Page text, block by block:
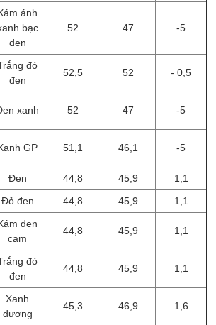
ánh
bạc
đen
52 47 -5
đỏ
đen
52,5 52 - 0,5
xanh 52 47 -5
GP 51,1 46,1 -5
Đen 44,8 45,9
1,1
Đỏ đen
44,8 45,9
1,1
đen
cam
44,8 45,9 1,1
đỏ
đen
44,8 45,9 1,1
Xanh
dương
45,3 46,9 1,6